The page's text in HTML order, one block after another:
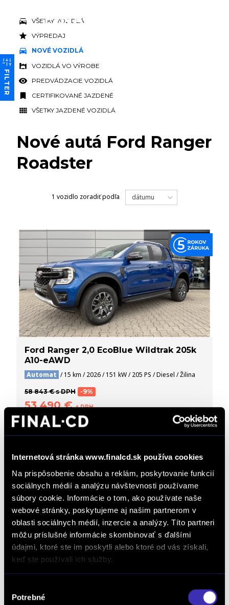
Internetová stránka www.finalcd.sk používa cookies
Na prispôsobenie obsahu a reklám, poskytovanie funkcií
sociálnych médií a analýzu návštevnosti používame
súbory cookie. Informácie o tom, ako používate naše
webové stránky, poskytujeme aj našim partnerom v
oblasti sociálnych médií, inzercie a analýzy. Títo partneri
môžu príslušné informácie skombinovať s ďalšími
údajmi, ktoré ste im poskytli alebo ktoré od vás získali,
keď ste používali ich služby.
súhlasu
Potrebné
FILTER
VŠETKY VOZIDLÁ
VÝPREDAJ
NOVÉ VOZIDLÁ
VOZIDLÁ VO VÝROBE
PREDVÁDZACIE VOZIDLÁ
CERTIFIKOVANÉ JAZDENÉ
VŠETKY JAZDENÉ VOZIDLÁ
Nové autá Ford Ranger
Roadster
1 vozidlo zoradiť podľa dátumu
Ford Ranger 2,0 EcoBlue Wildtrak 205k
A10-eAWD
Automat / 15 km / 2026 / 151 kW / 205 PS / Diesel / Žilina
58 843 € s DPH -9%
53 490 €s DPH
43 488 € bez DPH
Možný odpočet DPH
DETAIL
Dopyt na vozidlo